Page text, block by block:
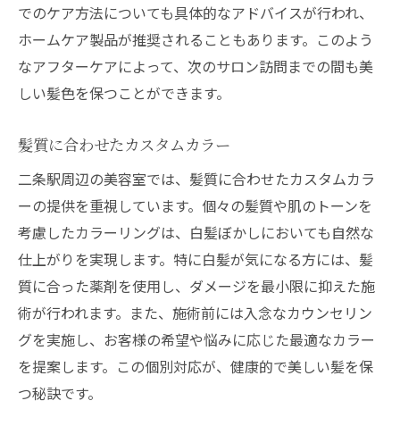
でのケア方法についても具体的なアドバイスが行われ、
ホームケア製品が推奨されることもあります。このよう
なアフターケアによって、次のサロン訪問までの間も美
しい髪色を保つことができます。
髪質に合わせたカスタムカラー
二条駅周辺の美容室では、髪質に合わせたカスタムカラ
ーの提供を重視しています。個々の髪質や肌のトーンを
考慮したカラーリングは、白髪ぼかしにおいても自然な
仕上がりを実現します。特に白髪が気になる方には、髪
質に合った薬剤を使用し、ダメージを最小限に抑えた施
術が行われます。また、施術前には入念なカウンセリン
グを実施し、お客様の希望や悩みに応じた最適なカラー
を提案します。この個別対応が、健康的で美しい髪を保
つ秘訣です。